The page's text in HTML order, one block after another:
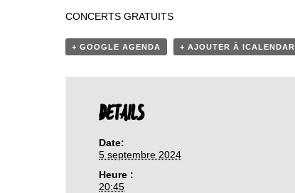
CONCERTS GRATUITS
+ GOOGLE AGENDA + AJOUTER À ICALENDAR
DETAILS
Date:
5 septembre 2024
Heure :
20:45